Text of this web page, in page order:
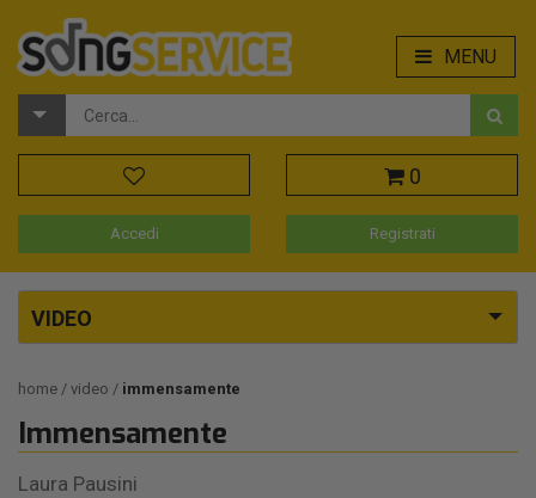
MENU
0
Accedi Registrati
VIDEO
home video immensamente
Immensamente
Laura Pausini